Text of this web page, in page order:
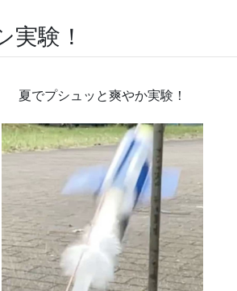
実験！
夏でプシュッと爽やか実験！